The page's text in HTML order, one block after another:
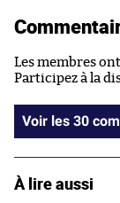
Les membres
Participez à la
Voir
À lire aussi